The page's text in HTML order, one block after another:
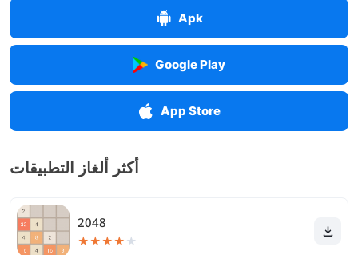
Apk
Google Play
App Store
أكثر ألغاز التطبيقات
2048
★★★★ ★